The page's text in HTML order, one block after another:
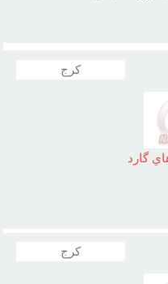
کرج
گارد
کرج